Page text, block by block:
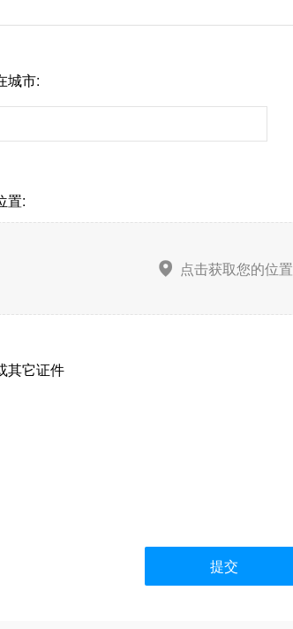
城市:
置:
 点击获取您的位置
其它证件
提交